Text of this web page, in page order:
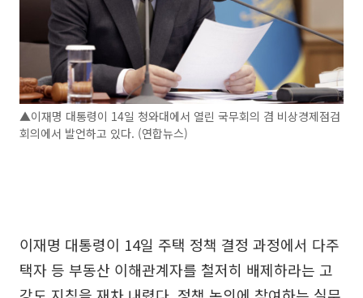
▲이재명 대통령이 14일 청와대에서 열린 국무회의 겸 비상경제점검
회의에서 발언하고 있다. (연합뉴스)
이재명 대통령이 14일 주택 정책 결정 과정에서 다주
택자 등 부동산 이해관계자를 철저히 배제하라는 고